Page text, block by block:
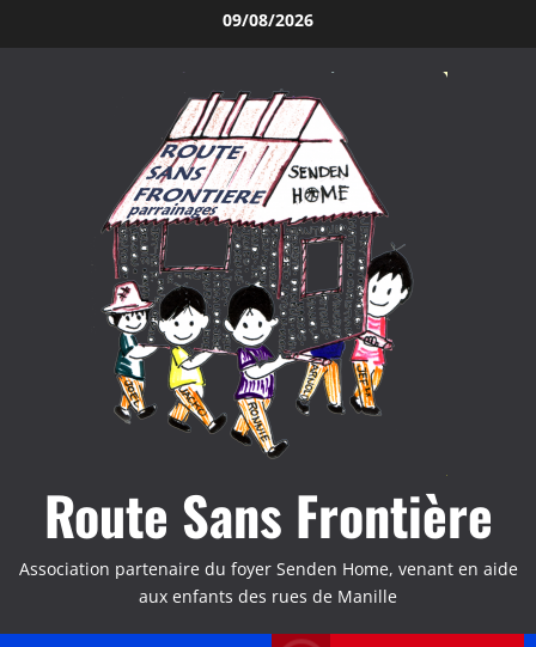
au
09/08/2026
Route Sans Frontière
Association partenaire du foyer Senden Home, venant en aide
aux enfants des rues de Manille